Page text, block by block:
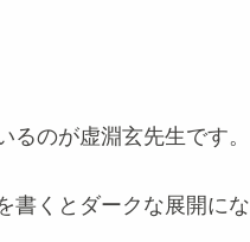
のが虚淵玄先生です。
書くとダークな展開にな